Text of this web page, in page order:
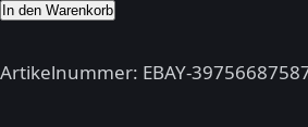
Amerzone
PSone
In den Warenkorb
Artikelnummer: EBAY-